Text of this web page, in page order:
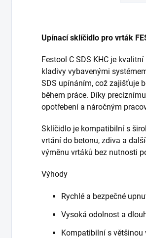
Upínací sklíčidlo pro vrták
Festool C SDS KHC je
kladivy vybavenými
SDS upínáním, což zajišťuje
během práce. Díky
opotřebení a náročným
Sklíčidlo je kompatibilní s
vrtání do betonu, zdiva a
výměnu vrtáků bez nutnosti
Výhody
Rychlé a bezpečné
Vysoká odolnost a
Kompatibilní s většinou